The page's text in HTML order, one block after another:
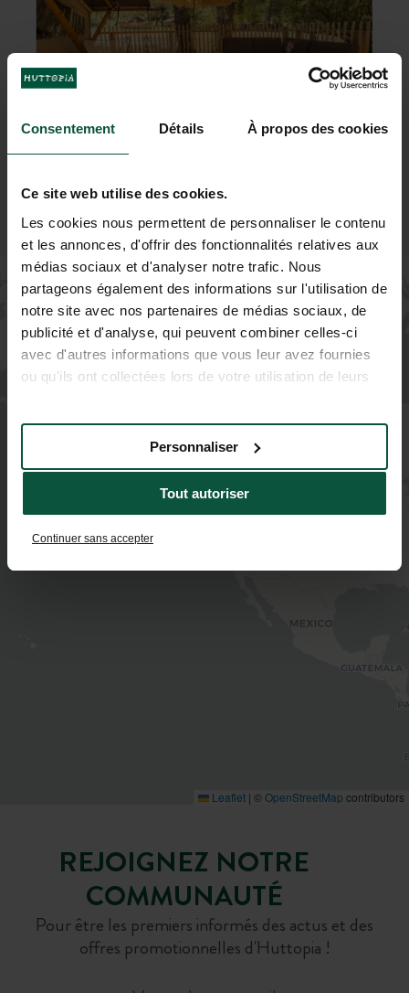
Consentement Détails À propos des cookies
Ce site web utilise des cookies.
Les cookies nous permettent de personnaliser le contenu
et les annonces, d'offrir des fonctionnalités relatives aux
médias sociaux et d'analyser notre trafic. Nous
partageons également des informations sur l'utilisation de
notre site avec nos partenaires de médias sociaux, de
publicité et d'analyse, qui peuvent combiner celles-ci
avec d'autres informations que vous leur avez fournies
ou qu'ils ont collectées lors de votre utilisation de leurs
Tout autoriser
Personnaliser
Continuer sans accepter
−
Leaflet | ©OpenStreetMap contributors
REJOIGNEZ NOTRE
COMMUNAUTÉ
Pour être les premiers informés des actus et des
offres promotionnelles d'Huttopia !